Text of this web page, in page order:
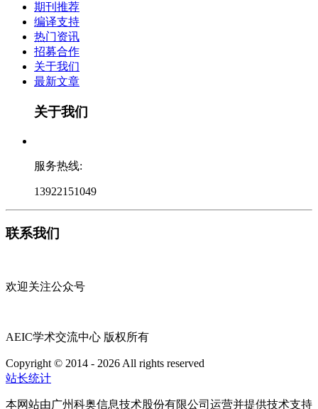
期刊推荐
编译支持
热门资讯
招募合作
关于我们
最新文章
关于我们
服务热线:
13922151049
联系我们
欢迎关注公众号
AEIC学术交流中心 版权所有
Copyright © 2014 - 2026 All rights reserved
站长统计
本网站由广州科奥信息技术股份有限公司运营并提供技术支持